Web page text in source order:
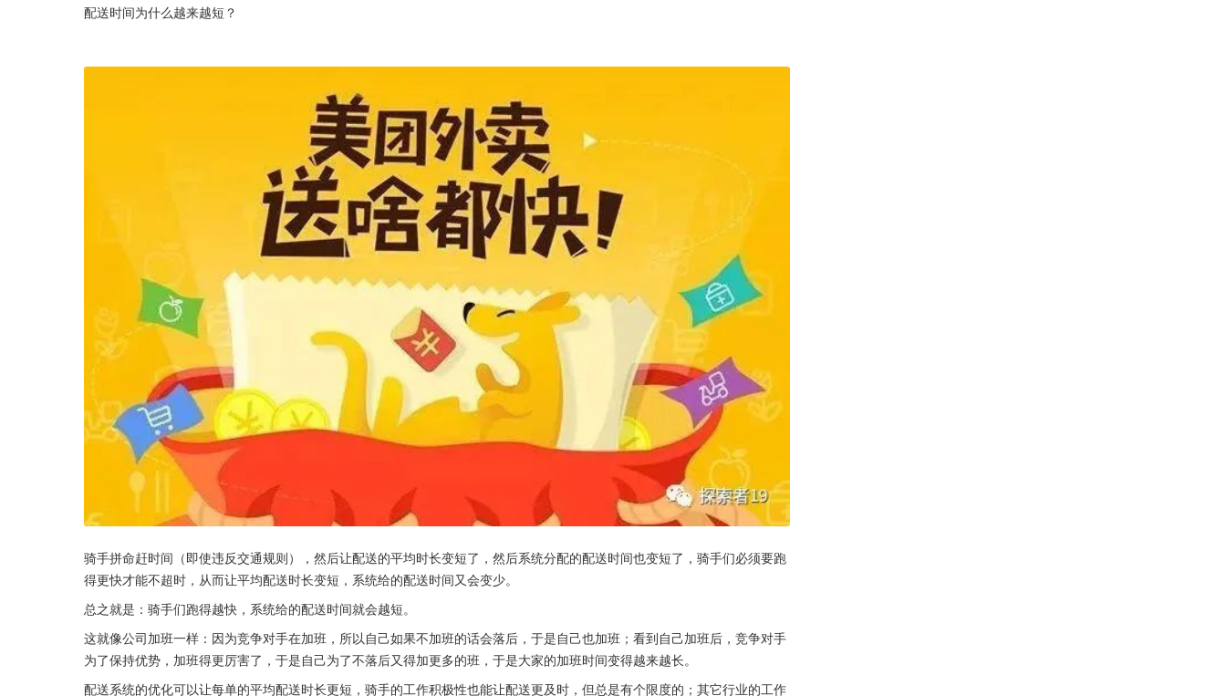
配送时间为什么越来越短？
骑手拼命赶时间（即使违反交通规则），然后让配送的平均时长变短了，然后系统分配的配送时间也变短了，骑手们必须要跑
得更快才能不超时，从而让平均配送时长变短，系统给的配送时间又会变少。
总之就是：骑手们跑得越快，系统给的配送时间就会越短。
这就像公司加班一样：因为竞争对手在加班，所以自己如果不加班的话会落后，于是自己也加班；看到自己加班后，竞争对手
为了保持优势，加班得更厉害了，于是自己为了不落后又得加更多的班，于是大家的加班时间变得越来越长。
配送系统的优化可以让每单的平均配送时长更短，骑手的工作积极性也能让配送更及时，但总是有个限度的；其它行业的工作